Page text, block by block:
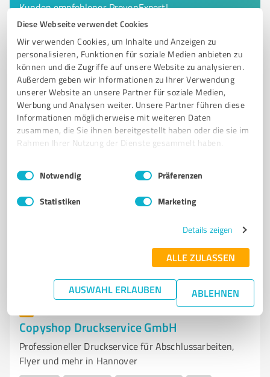
Diese Webseite verwendet Cookies
Wir verwenden Cookies, um Inhalte und Anzeigen zu
personalisieren, Funktionen für soziale Medien anbieten zu
können und die Zugriffe auf unsere Website zu analysieren.
Außerdem geben wir Informationen zu Ihrer Verwendung
unserer Website an unsere Partner für soziale Medien,
Werbung und Analysen weiter. Unsere Partner führen diese
Informationen möglicherweise mit weiteren Daten
zusammen, die Sie ihnen bereitgestellt haben oder die sie im
Rahmen Ihrer Nutzung der Dienste gesammelt haben.
Impressum Datenschutzbestimmungen
Einwilligungsauswahl
Notwendig Präferenzen
Statistiken Marketing
Details zeigen
ALLE ZULASSEN
AUSWAHL ERLAUBEN ABLEHNEN
Kunden empfohlener ProvenExpert!
6 Produktion
Prisma Hannover - Copyshop & Druckerei
Prisma Hannover – Copyshop & Druckerei für
schnellen und professionellen Druck
EXPRESS-DRUCK DIGITALDRUCK COPYSHOP VISITENKARTEN
Ferdinand-Wallbrecht-Straße 38, 30163 Hannover
Tel. 0511 962940
info@prisma-hannover.de
www.prisma-hannover.de/
Copyshop Druckservice GmbH
Professioneller Druckservice für Abschlussarbeiten,
Flyer und mehr in Hannover